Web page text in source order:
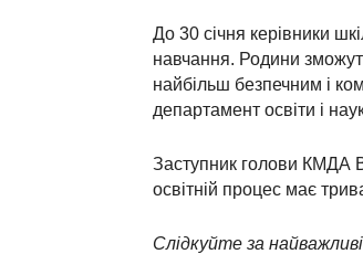
До 30 січня керівники
навчання. Родини
найбільш безпечним і
департамент освіти і
Заступник голови КМДА
освітній процес має
Слідкуйте за